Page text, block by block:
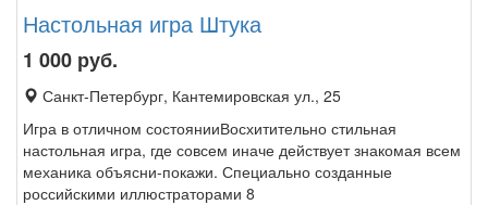
Настольная игра Штука
1 000 руб.
Санкт-Петербург, Кантемировская ул., 25
Игра в отличном состоянииВосхитительно стильная
настольная игра, где совсем иначе действует знакомая всем
механика объясни-покажи. Специально созданные
российскими иллюстраторами 8